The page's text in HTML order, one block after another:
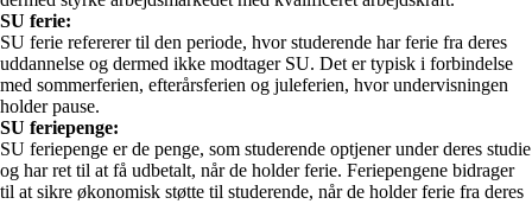
SU ferie:
SU ferie refererer til den periode, hvor studerende har ferie fra deres
uddannelse og dermed ikke modtager SU. Det er typisk i forbindelse
med sommerferien, efterårsferien og juleferien, hvor undervisningen
holder pause.
SU feriepenge:
SU feriepenge er de penge, som studerende optjener under deres studie
og har ret til at få udbetalt, når de holder ferie. Feriepengene bidrager
til at sikre økonomisk støtte til studerende, når de holder ferie fra deres